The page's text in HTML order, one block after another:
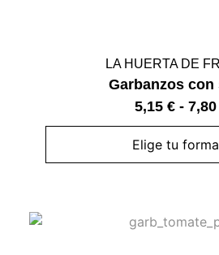
LA HUERTA DE
Garbanzos con
5,15 € - 7,80
Elige tu